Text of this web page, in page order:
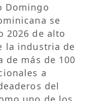
Domingo
se
2026 de alto
la industria de
de más de 100
a
del